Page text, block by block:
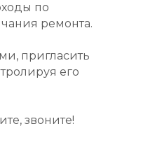
по
ремонта.
пригласить
его
звоните!